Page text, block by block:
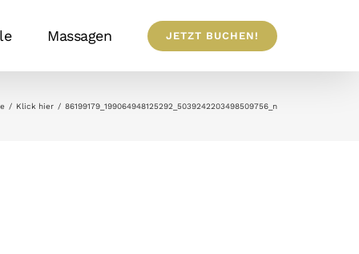
Massagen JETZT BUCHEN!
Klick hier 86199179_199064948125292_5039242203498509756_n